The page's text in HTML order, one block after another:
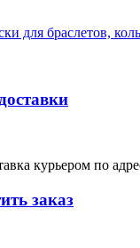
для браслетов,
курьером по
заказ